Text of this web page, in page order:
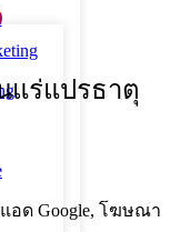
นแร่แปรธาตุ